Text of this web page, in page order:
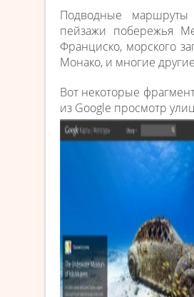
Подводные маршруты
пейзажи побережья
Франциско, морского
Монако, и многие
Вот некоторые
из Google просмотр